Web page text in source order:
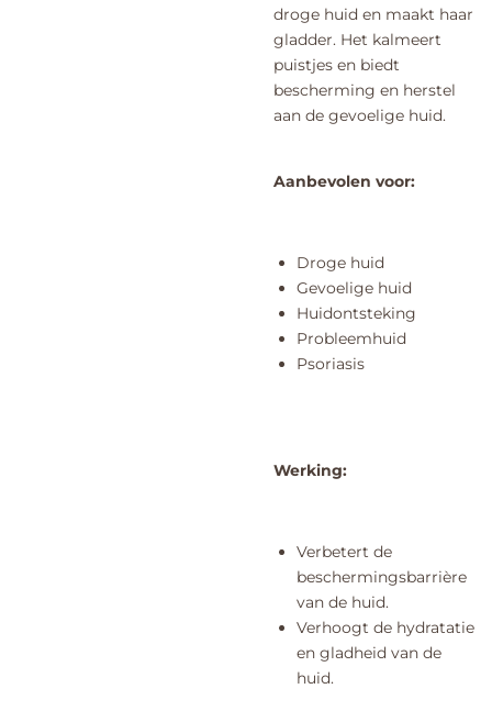
droge huid en maakt haar
gladder. Het kalmeert
puistjes en biedt
bescherming en herstel
aan de gevoelige huid.
Aanbevolen voor:
Droge huid
Gevoelige huid
Huidontsteking
Probleemhuid
Psoriasis
Werking:
Verbetert de
beschermingsbarrière
van de huid.
Verhoogt de hydratatie
en gladheid van de
huid.